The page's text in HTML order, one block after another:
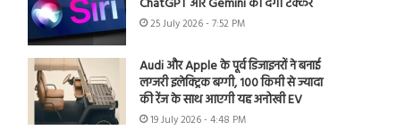
ChatGPT और Gemini को देगी टक्कर
25 July 2026 - 7:52 PM
Audi और Apple के पूर्व डिजाइनरों ने बनाई
लग्जरी इलेक्ट्रिक बग्गी, 100 किमी से ज्यादा
की रेंज के साथ आएगी यह अनोखी EV
19 July 2026 - 4:48 PM